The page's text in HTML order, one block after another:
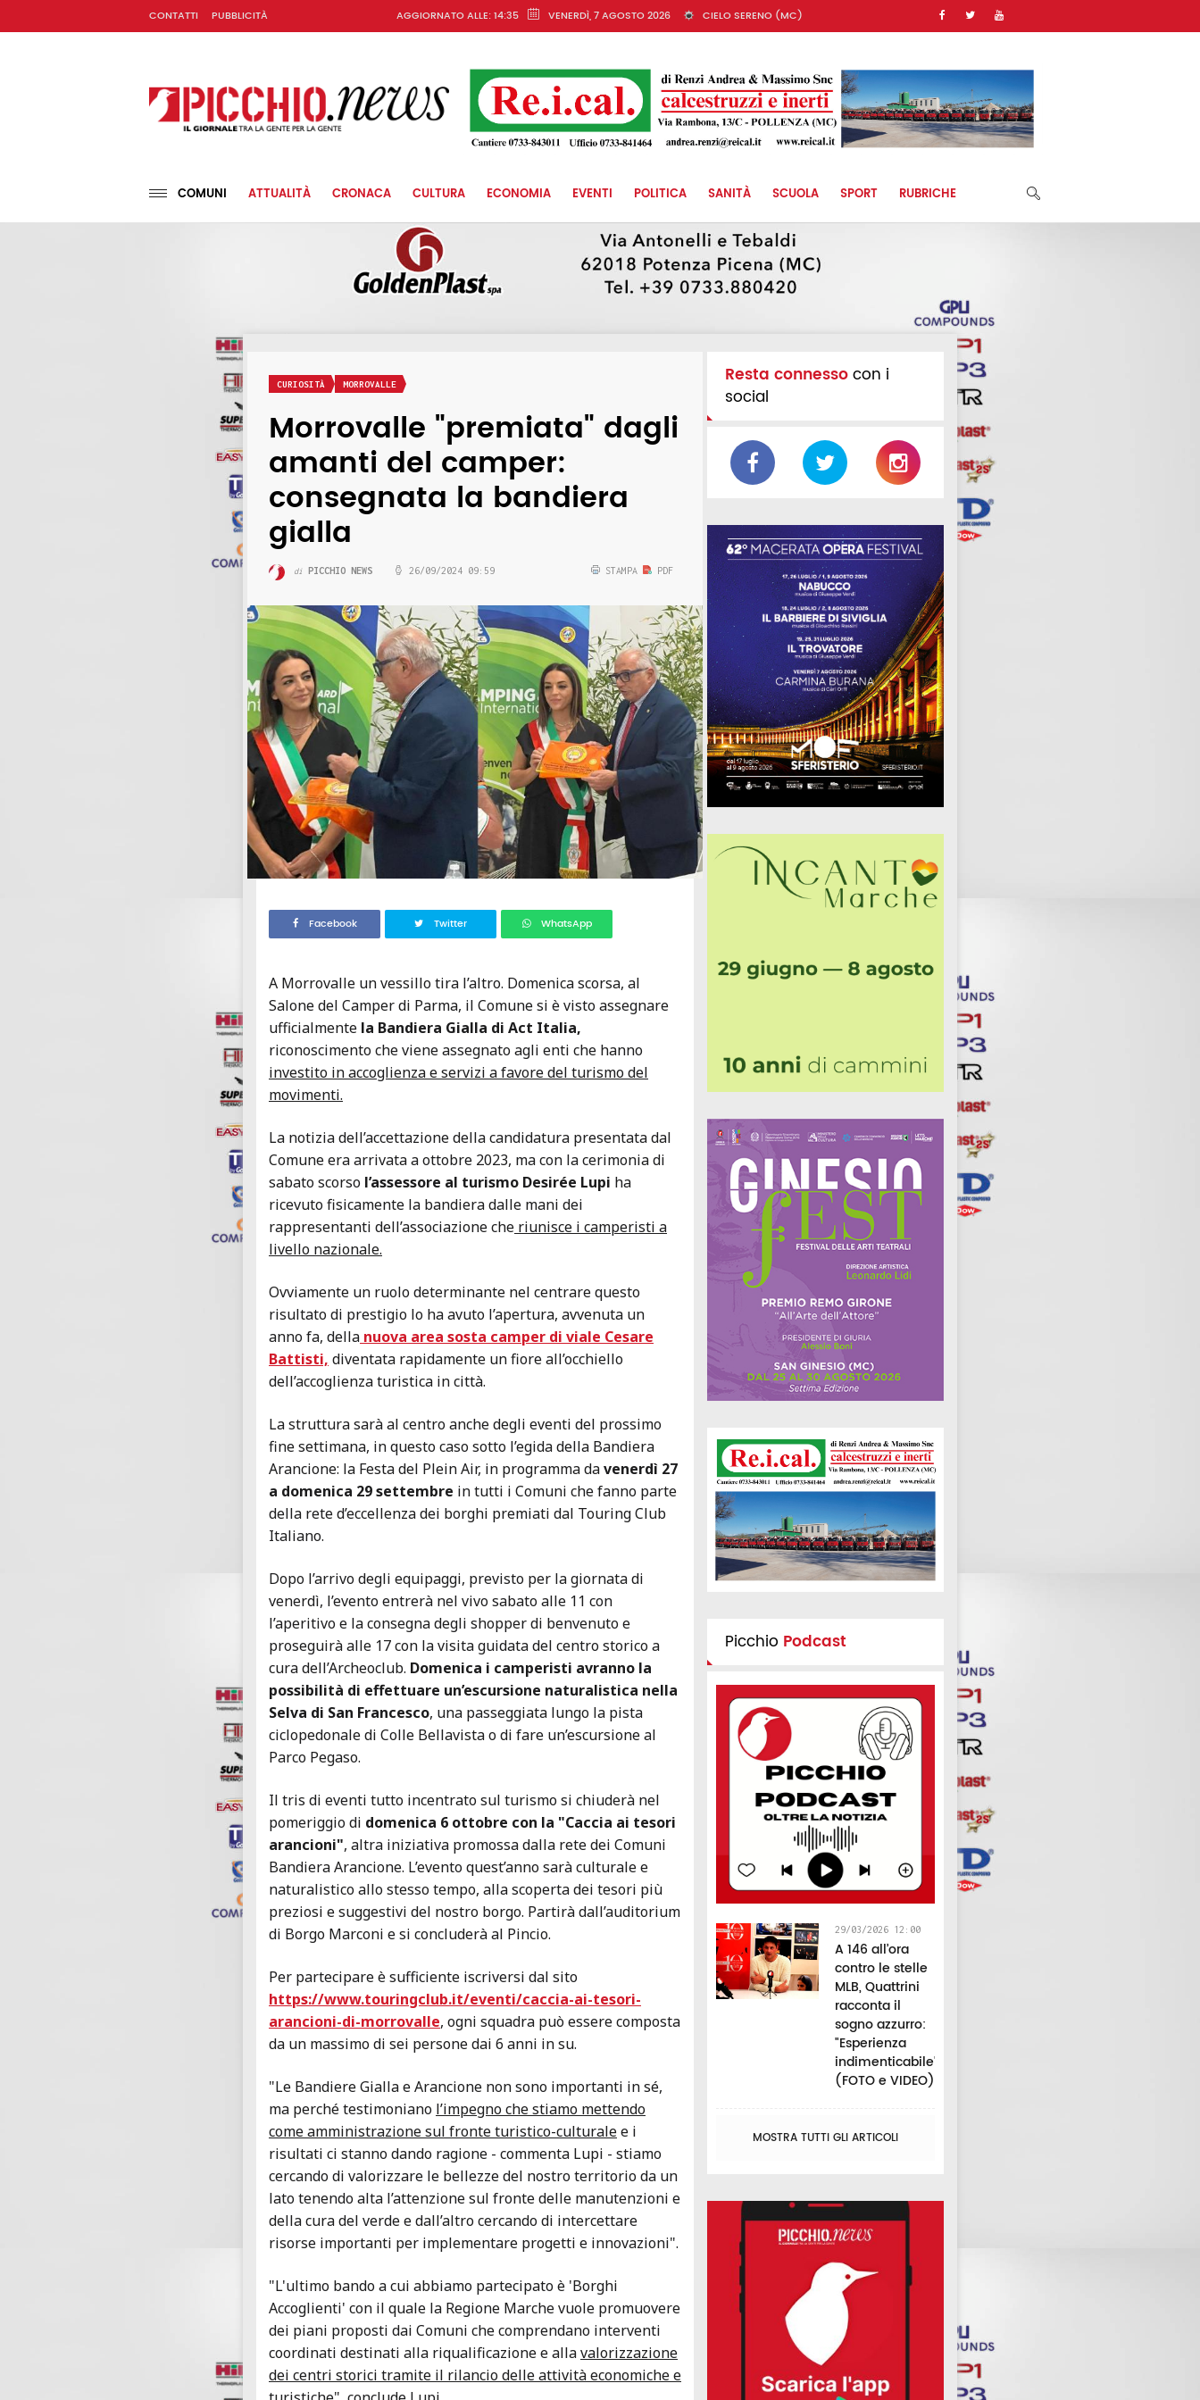
CONTATTI PUBBLICITÀ AGGIORNATO ALLE: 14:35 VENERDÌ, 7 AGOSTO 2026 CIELO SERENO (MC)
COMUNI ATTUALITÀ CRONACA CULTURA ECONOMIA EVENTI POLITICA SANITÀ SCUOLA SPORT RUBRICHE
CURIOSITÀ MORROVALLE
Morrovalle "premiata" dagli
amanti del camper:
consegnata la bandiera
gialla
di PICCHIO NEWS 26/09/2024 09:59 STAMPA PDF
Facebook Twitter WhatsApp
A Morrovalle un vessillo tira l’altro. Domenica scorsa, al
Salone del Camper di Parma, il Comune si è visto assegnare
ufficialmente la Bandiera Gialla di Act Italia,
riconoscimento che viene assegnato agli enti che hanno
investito in accoglienza e servizi a favore del turismo del
movimenti.
La notizia dell’accettazione della candidatura presentata dal
Comune era arrivata a ottobre 2023, ma con la cerimonia di
sabato scorso l’assessore al turismo Desirée Lupi ha
ricevuto fisicamente la bandiera dalle mani dei
rappresentanti dell’associazione che riunisce i camperisti a
livello nazionale.
Ovviamente un ruolo determinante nel centrare questo
risultato di prestigio lo ha avuto l’apertura, avvenuta un
anno fa, della nuova area sosta camper di viale Cesare
Battisti, diventata rapidamente un fiore all’occhiello
dell’accoglienza turistica in città.
La struttura sarà al centro anche degli eventi del prossimo
fine settimana, in questo caso sotto l’egida della Bandiera
Arancione: la Festa del Plein Air, in programma davenerdì 27
a domenica 29 settembre in tutti i Comuni che fanno parte
della rete d’eccellenza dei borghi premiati dal Touring Club
Italiano.
Dopo l’arrivo degli equipaggi, previsto per la giornata di
venerdì, l’evento entrerà nel vivo sabato alle 11 con
l’aperitivo e la consegna degli shopper di benvenuto e
proseguirà alle 17 con la visita guidata del centro storico a
cura dell’Archeoclub. Domenica i camperisti avranno la
possibilità di effettuare un’escursione naturalistica nella
Selva di San Francesco, una passeggiata lungo la pista
ciclopedonale di Colle Bellavista o di fare un’escursione al
Parco Pegaso.
Il tris di eventi tutto incentrato sul turismo si chiuderà nel
pomeriggio di domenica 6 ottobre con la "Caccia ai tesori
arancioni", altra iniziativa promossa dalla rete dei Comuni
Bandiera Arancione. L’evento quest’anno sarà culturale e
naturalistico allo stesso tempo, alla scoperta dei tesori più
preziosi e suggestivi del nostro borgo. Partirà dall’auditorium
di Borgo Marconi e si concluderà al Pincio.
Per partecipare è sufficiente iscriversi dal sito
https://www.touringclub.it/eventi/caccia-ai-tesori-
arancioni-di-morrovalle, ogni squadra può essere composta
da un massimo di sei persone dai 6 anni in su.
"Le Bandiere Gialla e Arancione non sono importanti in sé,
ma perché testimoniano l’impegno che stiamo mettendo
come amministrazione sul fronte turistico-culturalee i
risultati ci stanno dando ragione - commenta Lupi - stiamo
cercando di valorizzare le bellezze del nostro territorio da un
lato tenendo alta l’attenzione sul fronte delle manutenzioni e
della cura del verde e dall’altro cercando di intercettare
risorse importanti per implementare progetti e innovazioni".
"L'ultimo bando a cui abbiamo partecipato è 'Borghi
Accoglienti' con il quale la Regione Marche vuole promuovere
dei piani proposti dai Comuni che comprendano interventi
coordinati destinati alla riqualificazione e allavalorizzazione
dei centri storici tramite il rilancio delle attività economiche e
Resta connessocon i
social
Picchio Podcast
29/03/2026 12:00
A 146 all’ora
contro le stelle
MLB, Quattrini
racconta il
sogno azzurro:
"Esperienza
indimenticabile"
(FOTO e VIDEO)
MOSTRA TUTTI GLI ARTICOLI